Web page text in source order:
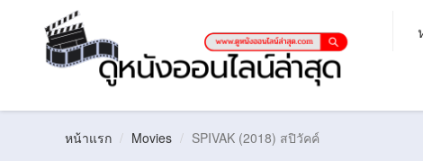
หน้าแรก Movies SPIVAK (2018) สปิวัคค์